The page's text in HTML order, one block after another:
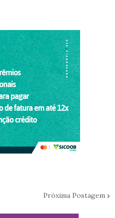
Próxima Postagem